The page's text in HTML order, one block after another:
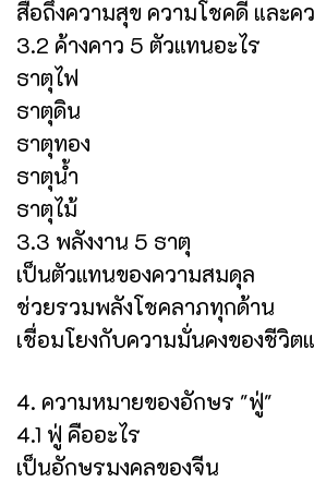
สื่อถึงความสุข ความโชคดี และค
3.2 ค้างคาว 5 ตัวแทนอะไร
ธาตุไฟ
ธาตุดิน
ธาตุทอง
ธาตุน้ำ
ธาตุไม้
3.3 พลังงาน 5 ธาตุ
เป็นตัวแทนของความสมดุล
ช่วยรวมพลังโชคลาภทุกด้าน
เชื่อมโยงกับความมั่นคงของชีวิต
4. ความหมายของอักษร "ฟู่"
4.1 ฟู่ คืออะไร
เป็นอักษรมงคลของจีน